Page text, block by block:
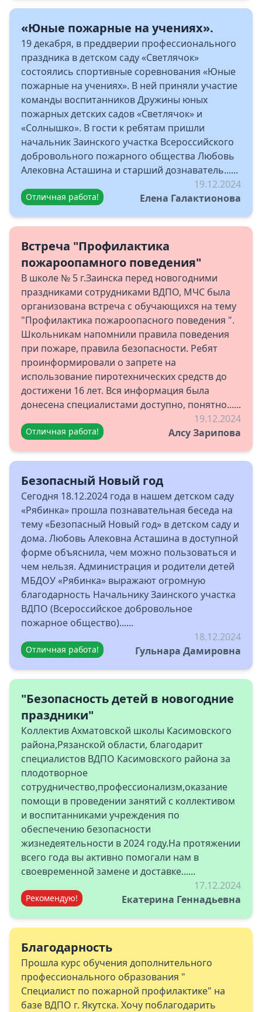
«Юные пожарные на учениях».
19 декабря, в преддверии профессионального
праздника в детском саду «Светлячок»
состоялись спортивные соревнования «Юные
пожарные на учениях». В ней приняли участие
команды воспитанников Дружины юных
пожарных детских садов «Светлячок» и
«Солнышко». В гости к ребятам пришли
начальник Заинского участка Всероссийского
добровольного пожарного общества Любовь
Алековна Асташина и старший дознаватель......
Отличная работа!
19.12.2024
Елена Галактионова
Встреча "Профилактика
пожароопамного поведения"
В школе № 5 г.Заинска перед новогодними
праздниками сотрудниками ВДПО, МЧС была
организована встреча с обучающихся на тему
"Профилактика пожароопасного поведения ".
Школьникам напомнили правила поведения
при пожаре, правила безопасности. Ребят
проинформировали о запрете на
использование пиротехнических средств до
достижени 16 лет. Вся информация была
донесена специалистами доступно, понятно......
Отличная работа!
19.12.2024
Алсу Зарипова
Безопасный Новый год
Сегодня 18.12.2024 года в нашем детском саду
«Рябинка» прошла познавательная беседа на
тему «Безопасный Новый год» в детском саду и
дома. Любовь Алековна Асташина в доступной
форме объяснила, чем можно пользоваться и
чем нельзя. Администрация и родители детей
МБДОУ «Рябинка» выражают огромную
благодарность Начальнику Заинского участка
ВДПО (Всероссийское добровольное
пожарное общество)......
Отличная работа!
18.12.2024
Гульнара Дамировна
"Безопасность детей в новогодние
праздники"
Коллектив Ахматовской школы Касимовского
района,Рязанской области, благодарит
специалистов ВДПО Касимовского района за
плодотворное
сотрудничество,профессионализм,оказание
помощи в проведении занятий с коллективом
и воспитанниками учреждения по
обеспечению безопасности
жизнедеятельности в 2024 году.На протяжении
всего года вы активно помогали нам в
своевременной замене и доставке......
Рекомендую!
17.12.2024
Екатерина Геннадьевна
Благодарность
Прошла курс обучения дополнительного
профессионального образования "
Специалист по пожарной профилактике" на
базе ВДПО г. Якутска. Хочу поблагодарить